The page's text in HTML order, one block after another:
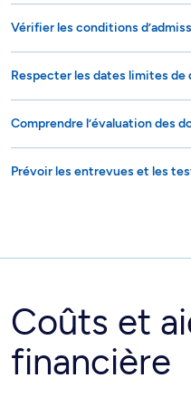
Vérifier les conditions
Respecter les dates limites de
Comprendre l’évaluation des
Prévoir les entrevues et les
Coûts et
financière